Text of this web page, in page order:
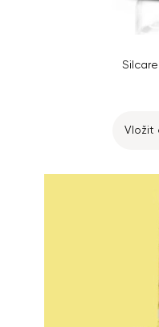
Silcare
Vložit